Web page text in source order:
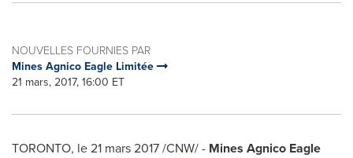
NOUVELLES FOURNIES PAR
Mines Agnico Eagle Limitée
21 mars, 2017, 16:00 ET
TORONTO, le 21 mars 2017 /CNW/ - Mines Agnico Eagle